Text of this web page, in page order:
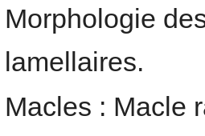
Morphologie
lamellaires.
Macles : Macle